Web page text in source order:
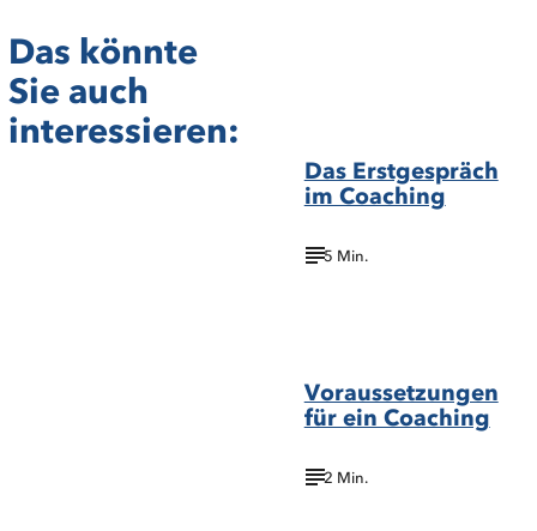
Das könnte
Sie auch
interessieren:
Das Erstgespräch
im Coaching
5 Min.
Voraussetzungen
für ein Coaching
2 Min.